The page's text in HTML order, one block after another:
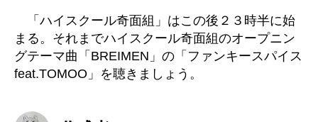
「ハイスクール奇面組」はこの後２３時半に始
まる。それまでハイスクール奇面組のオープニン
グテーマ曲「BREIMEN」の「ファンキースパイス
feat.TOMOO」を聴きましょう。